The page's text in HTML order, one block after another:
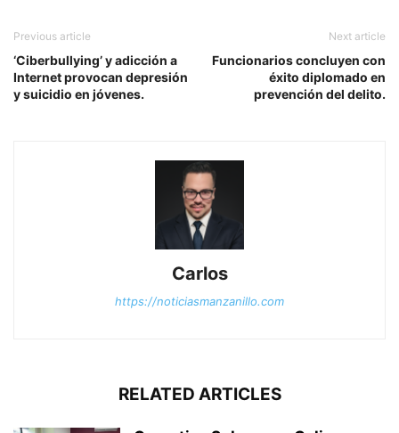
Previous article
‘Ciberbullying’ y adicción a
Internet provocan depresión
y suicidio en jóvenes.
Next article
Funcionarios concluyen con
éxito diplomado en
prevención del delito.
Carlos
https://noticiasmanzanillo.com
RELATED ARTICLES